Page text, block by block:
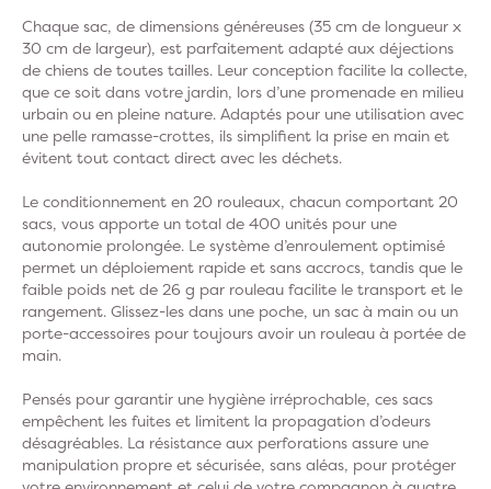
Chaque sac, de dimensions généreuses (35 cm de longueur x
30 cm de largeur), est parfaitement adapté aux déjections
de chiens de toutes tailles. Leur conception facilite la collecte,
que ce soit dans votre jardin, lors d’une promenade en milieu
urbain ou en pleine nature. Adaptés pour une utilisation avec
une pelle ramasse-crottes, ils simplifient la prise en main et
évitent tout contact direct avec les déchets.
Le conditionnement en 20 rouleaux, chacun comportant 20
sacs, vous apporte un total de 400 unités pour une
autonomie prolongée. Le système d’enroulement optimisé
permet un déploiement rapide et sans accrocs, tandis que le
faible poids net de 26 g par rouleau facilite le transport et le
rangement. Glissez-les dans une poche, un sac à main ou un
porte-accessoires pour toujours avoir un rouleau à portée de
main.
Pensés pour garantir une hygiène irréprochable, ces sacs
empêchent les fuites et limitent la propagation d’odeurs
désagréables. La résistance aux perforations assure une
manipulation propre et sécurisée, sans aléas, pour protéger